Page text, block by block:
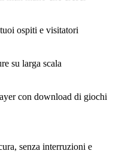
ospiti e visitatori
su larga scala
con download di giochi
senza interruzioni e